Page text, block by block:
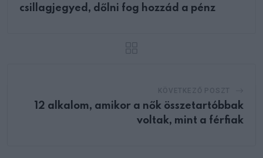
csillagjegyed, dőlni fog hozzád a pénz
12 alkalom, amikor a nők összetartóbbak
voltak, mint a férfiak